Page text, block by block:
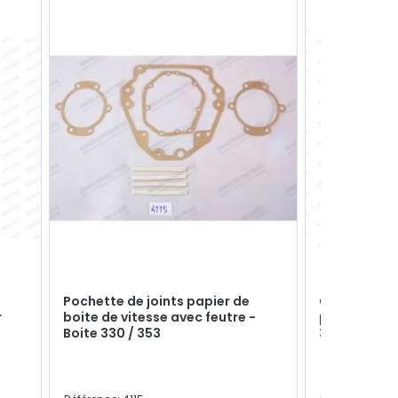
Pochette de joints papier de
boite de vitesse avec feutre -
Boite 330 / 353
Cuvette
pour fusée